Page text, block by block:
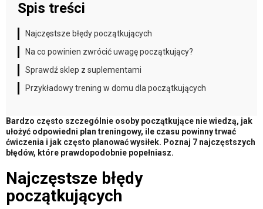
Spis treści
Najczęstsze błędy początkujących
Na co powinien zwrócić uwagę początkujący?
Sprawdź sklep z suplementami
Przykładowy trening w domu dla początkujących
Bardzo często szczególnie osoby początkujące nie wiedzą, jak
ułożyć odpowiedni plan treningowy, ile czasu powinny trwać
ćwiczenia i jak często planować wysiłek. Poznaj 7 najczęstszych
błędów, które prawdopodobnie popełniasz.
Najczęstsze błędy
początkujących